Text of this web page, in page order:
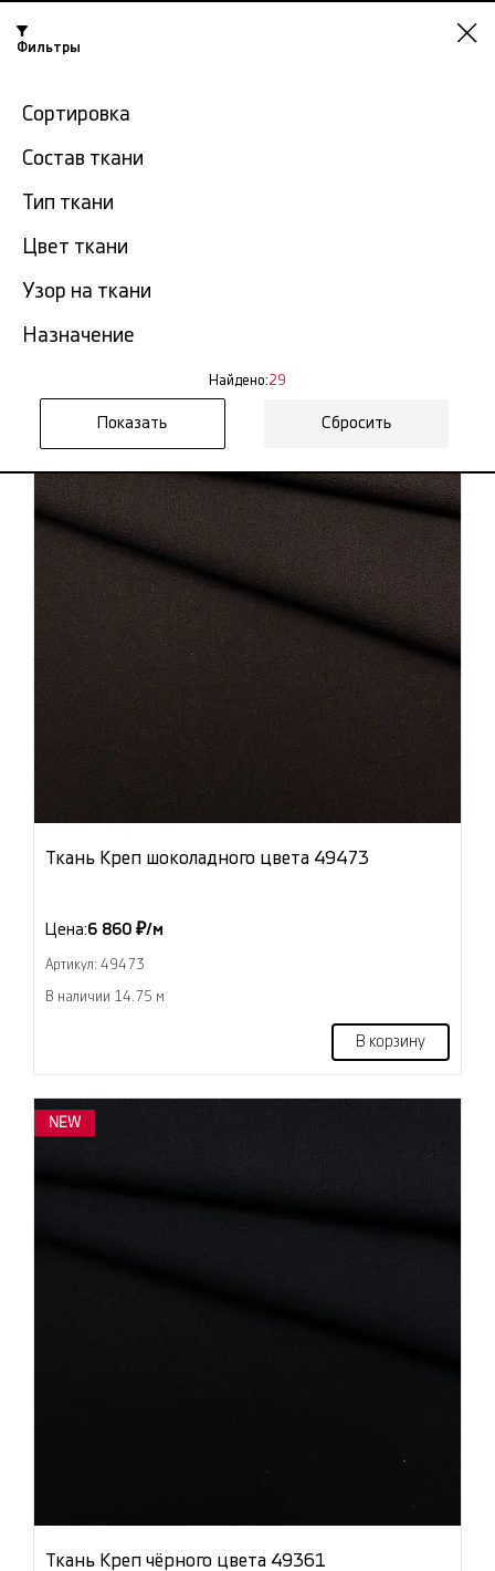
Челябинск
-15% на ткани по промокоду NY15
ГлавнаяТкань креп
Креп однотонный в
Челябинске
Фильтр
Фильтры
Сортировка
Состав ткани
Тип ткани
Цвет ткани
Узор на ткани
Назначение
Найдено:29
Сбросить
Ткань Креп шоколадного цвета 49473
Цена:6 860 ₽/м
Артикул: 49473
В наличии 14.75 м
В корзину
NEW
Ткань Креп чёрного цвета 49361